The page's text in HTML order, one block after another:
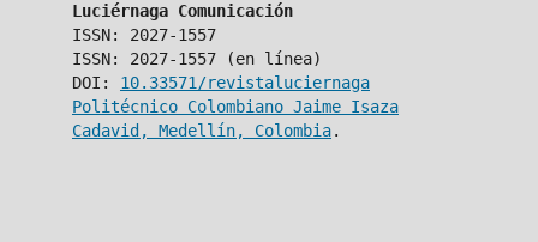
Luciérnaga Comunicación
ISSN: 2027-1557
ISSN: 2027-1557 (en línea)
DOI: 10.33571/revistaluciernaga
Politécnico Colombiano Jaime Isaza
Cadavid, Medellín, Colombia.